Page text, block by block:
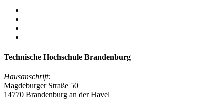
Technische Hochschule Brandenburg
Hausanschrift:
Magdeburger Straße 50
14770 Brandenburg an der Havel